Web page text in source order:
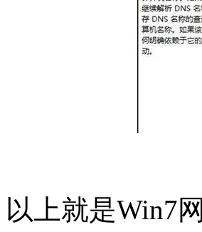
以上就是Win7